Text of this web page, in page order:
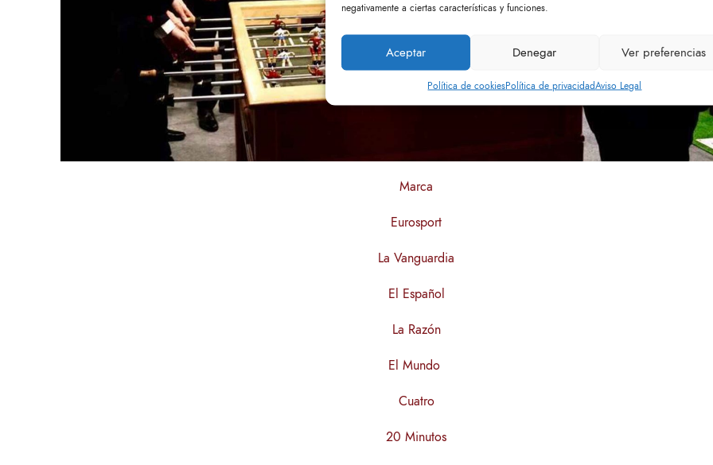
negativamente a ciertas características y funciones.
Aceptar Denegar Ver preferencias
Política de cookiesPolítica de privacidadAviso Legal
Marca
Eurosport
La Vanguardia
El Español
La Razón
El Mundo
Cuatro
20 Minutos